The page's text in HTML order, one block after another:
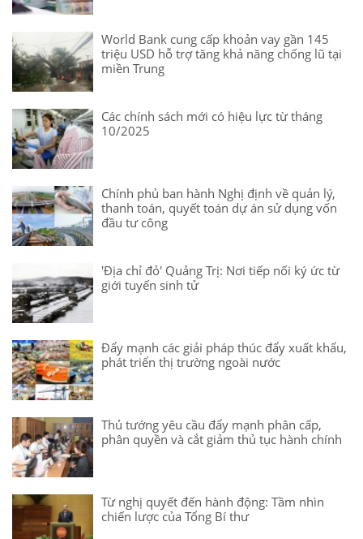
World Bank cung cấp khoản vay gần 145
triệu USD hỗ trợ tăng khả năng chống lũ tại
miền Trung
Các chính sách mới có hiệu lực từ tháng
10/2025
Chính phủ ban hành Nghị định về quản lý,
thanh toán, quyết toán dự án sử dụng vốn
đầu tư công
'Địa chỉ đỏ' Quảng Trị: Nơi tiếp nối ký ức từ
giới tuyến sinh tử
Đẩy mạnh các giải pháp thúc đẩy xuất khẩu,
phát triển thị trường ngoài nước
Thủ tướng yêu cầu đẩy mạnh phân cấp,
phân quyền và cắt giảm thủ tục hành chính
Từ nghị quyết đến hành động: Tầm nhìn
chiến lược của Tổng Bí thư